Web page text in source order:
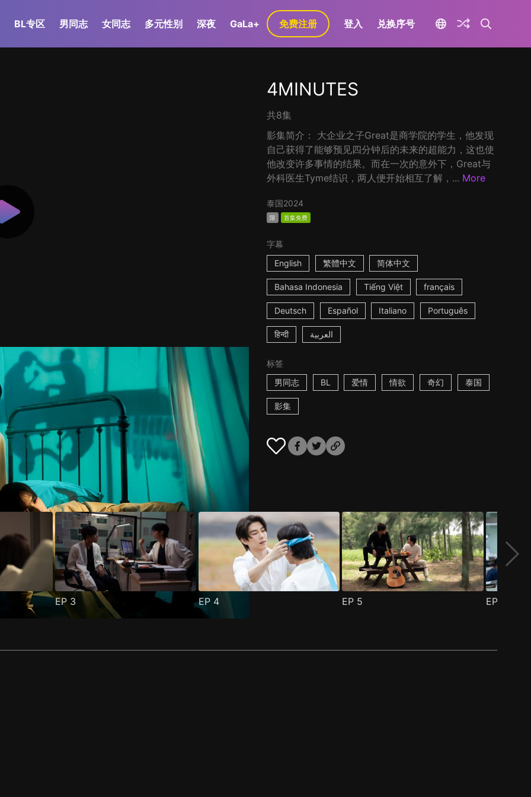
BL专区 男同志 女同志 多元性别 深夜 GaLa+ 免费注册 登入 兑换序号
4MINUTES
共8集
影集简介： 大企业之子Great是商学院的学生，他发现
自己获得了能够预见四分钟后的未来的超能力，这也使
他改变许多事情的结果。而在一次的意外下，Great与
外科医生Tyme结识，两人便开始相互了解，... More
泰国2024
限 首集免费
字幕
English
繁體中文 简体中文
Bahasa Indonesia Tiếng Việt français
Deutsch Español Italiano Português
हिन्दी العربية
标签
男同志
BL 爱情 情欲 奇幻 泰国
影集
EP 3 EP 4 EP 5 EP